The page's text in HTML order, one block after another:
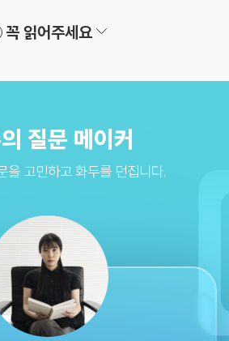
꼭 읽어주세요
질문 메이커
을 고민하고 화두를 던집니다.